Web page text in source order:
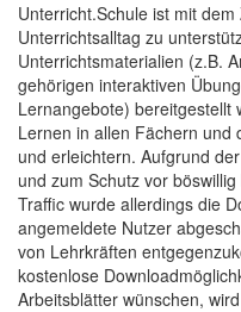
Unterricht.Schule ist mit
Unterrichtsalltag zu
Unterrichtsmaterialien (z.B.
gehörigen interaktiven
Lernangebote) bereitgestellt
Lernen in allen Fächern und
und erleichtern. Aufgrund
und zum Schutz vor
Traffic wurde allerdings die
angemeldete Nutzer
von Lehrkräften
kostenlose
Arbeitsblätter wünschen,